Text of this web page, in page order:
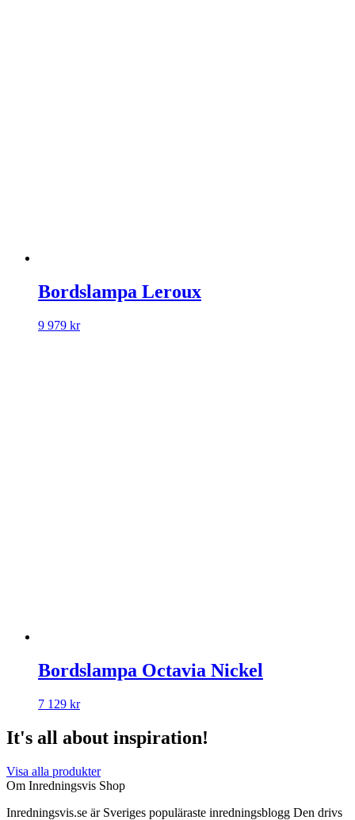
Bordslampa Leroux
9 979 kr
Bordslampa Octavia Nickel
7 129 kr
It's all about inspiration!
Visa alla produkter
Om Inredningsvis Shop
Inredningsvis.se är Sveriges populäraste inredningsblogg Den drivs